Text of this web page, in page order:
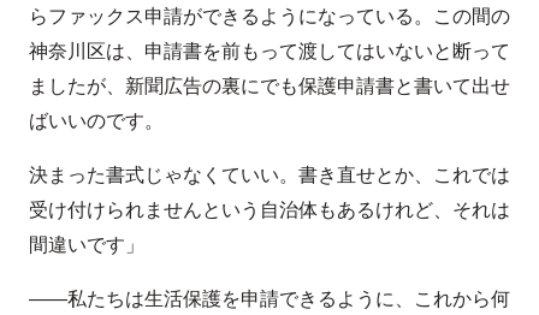
らファックス申請ができるようになっている。この間の
神奈川区は、申請書を前もって渡してはいないと断って
ましたが、新聞広告の裏にでも保護申請書と書いて出せ
ばいいのです。
決まった書式じゃなくていい。書き直せとか、これでは
受け付けられませんという自治体もあるけれど、それは
間違いです」
――私たちは生活保護を申請できるように、これから何